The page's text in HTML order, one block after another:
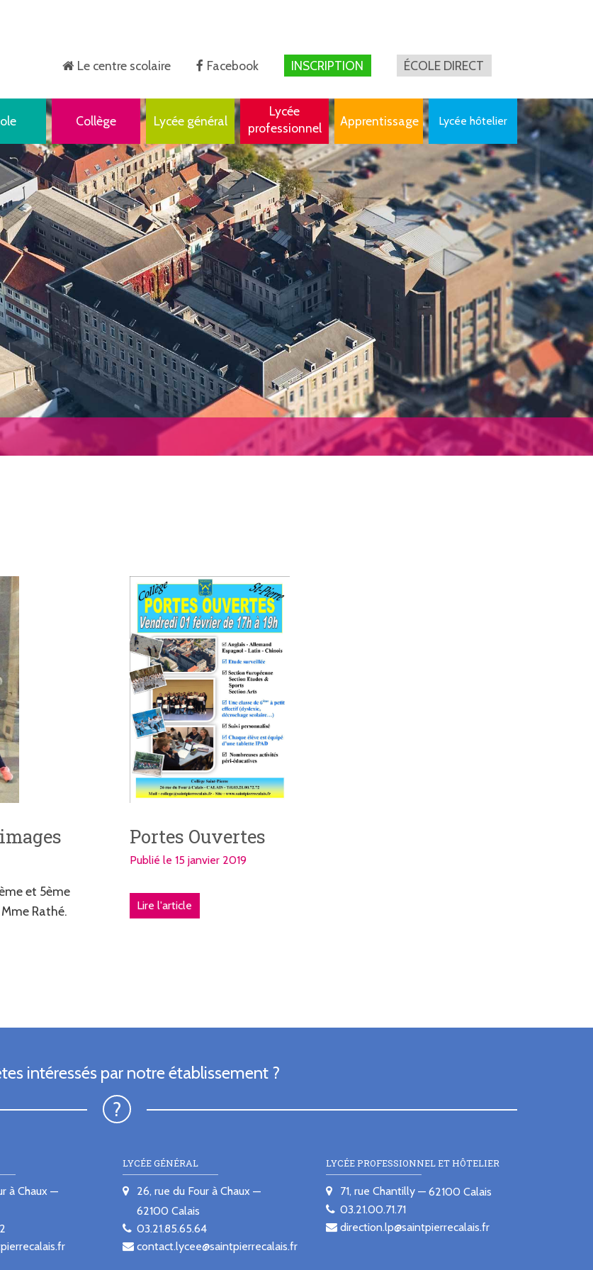
Le centre scolaire Facebook INSCRIPTION ÉCOLE DIRECT
Collège Lycée général
Lycée
professionnel
Apprentissage Lycée hôtelier
et 5ème
Rathé.
Portes Ouvertes
Publié le 15 janvier 2019
Lire l'article
intéressés par notre établissement ?
à Chaux
LYCÉE GÉNÉRAL
26, rue du Four à Chaux
62100 Calais
03.21.85.65.64
contact.lycee@saintpierrecalais.fr
LYCÉE PROFESSIONNEL ET HÔTELIER
71, rue Chantilly 62100 Calais
03.21.00.71.71
direction.lp@saintpierrecalais.fr